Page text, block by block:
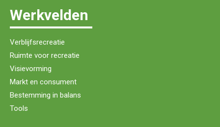
Werkvelden
Verblijfsrecreatie
Ruimte voor recreatie
Visievorming
Markt en consument
Bestemming in balans
Tools